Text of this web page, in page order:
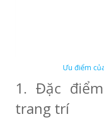
Ưu điểm
1. Đặc
trang trí